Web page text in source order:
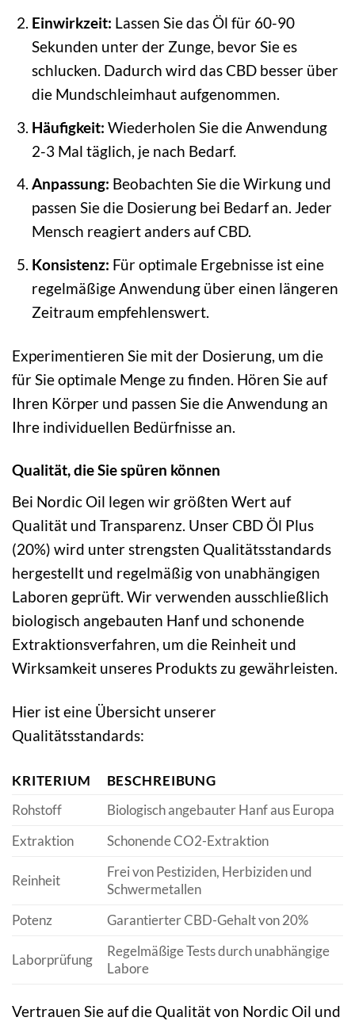
Einwirkzeit: Lassen Sie das Öl für 60-90
Sekunden unter der Zunge, bevor Sie es
schlucken. Dadurch wird das CBD besser über
die Mundschleimhaut aufgenommen.
Häufigkeit: Wiederholen Sie die Anwendung
2-3 Mal täglich, je nach Bedarf.
Anpassung: Beobachten Sie die Wirkung und
passen Sie die Dosierung bei Bedarf an. Jeder
Mensch reagiert anders auf CBD.
Konsistenz: Für optimale Ergebnisse ist eine
regelmäßige Anwendung über einen längeren
Zeitraum empfehlenswert.
Experimentieren Sie mit der Dosierung, um die
für Sie optimale Menge zu finden. Hören Sie auf
Ihren Körper und passen Sie die Anwendung an
Ihre individuellen Bedürfnisse an.
Qualität, die Sie spüren können
Bei Nordic Oil legen wir größten Wert auf
Qualität und Transparenz. Unser CBD Öl Plus
(20%) wird unter strengsten Qualitätsstandards
hergestellt und regelmäßig von unabhängigen
Laboren geprüft. Wir verwenden ausschließlich
biologisch angebauten Hanf und schonende
Extraktionsverfahren, um die Reinheit und
Wirksamkeit unseres Produkts zu gewährleisten.
Hier ist eine Übersicht unserer
Qualitätsstandards:
KRITERIUM
BESCHREIBUNG
Rohstoff
Biologisch angebauter Hanf aus Europa
Extraktion
Schonende CO2-Extraktion
Reinheit
Frei von Pestiziden, Herbiziden und
Schwermetallen
Potenz
Garantierter CBD-Gehalt von 20%
Laborprüfung
Regelmäßige Tests durch unabhängige
Labore
Vertrauen Sie auf die Qualität von Nordic Oil und